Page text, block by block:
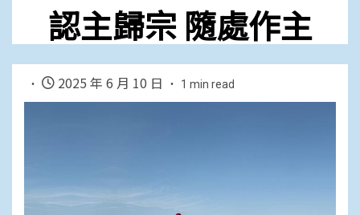
認主歸宗 隨處作主
2025 年 6 月 10 日 1 min read